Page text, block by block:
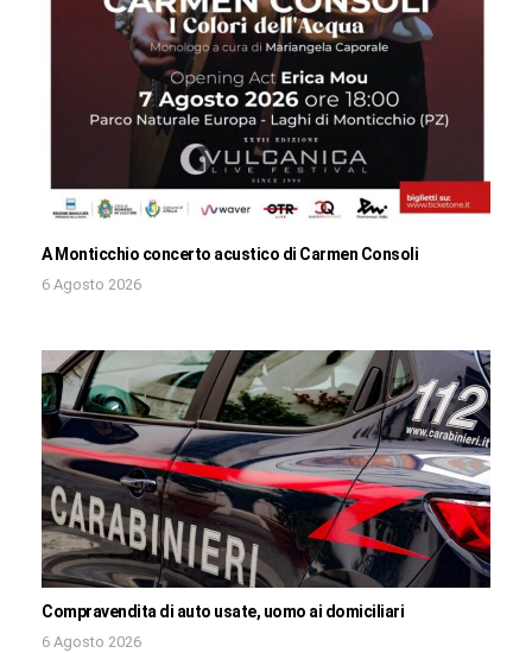
A Monticchio concerto acustico di Carmen Consoli
6 Agosto 2026
Compravendita di auto usate, uomo ai domiciliari
6 Agosto 2026